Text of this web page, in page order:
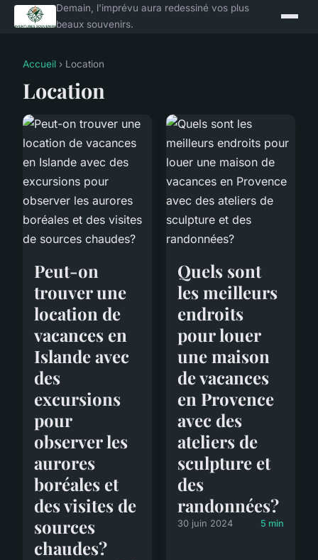
Demain, l'imprévu aura redessiné vos plus
beaux souvenirs.
Accueil › Location
Location
Peut-on
trouver une
location de
vacances en
Islande avec
des
excursions
pour
observer les
aurores
boréales et
des visites de
sources
chaudes?
Quels sont
les meilleurs
endroits
pour louer
une maison
de vacances
en Provence
avec des
ateliers de
sculpture et
des
randonnées?
30 juin 2024 5 min